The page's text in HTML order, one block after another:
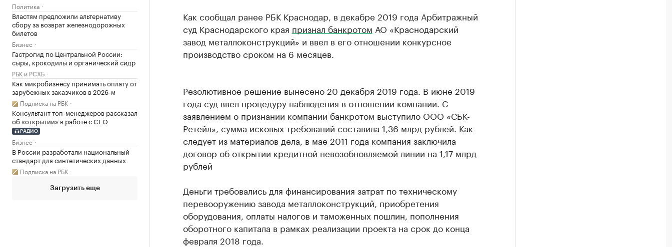
Политика
Властям предложили альтернативу
сбору за возврат железнодорожных
билетов
Бизнес
Гастрогид по Центральной России:
сыры, крокодилы и органический сидр
РБК и РСХБ
Как микробизнесу принимать оплату от
зарубежных заказчиков в 2026-м
Подписка на РБК
Консультант топ-менеджеров рассказал
об «открытии» в работе с CEO
РАДИО
Бизнес
В России разработали национальный
стандарт для синтетических данных
Подписка на РБК
Загрузить еще
Как сообщал ранее РБК Краснодар, в декабре 2019 года Арбитражный
суд Краснодарского края признал банкротом АО «Краснодарский
завод металлоконструкций» и ввел в его отношении конкурсное
производство сроком на 6 месяцев.
Резолютивное решение вынесено 20 декабря 2019 года. В июне 2019
года суд ввел процедуру наблюдения в отношении компании. С
заявлением о признании компании банкротом выступило ООО «СБК-
Ретейл», сумма исковых требований составила 1,36 млрд рублей. Как
следует из материалов дела, в мае 2011 года компания заключила
договор об открытии кредитной невозобновляемой линии на 1,17 млрд
рублей
Деньги требовались для финансирования затрат по техническому
перевооружению завода металлоконструкций, приобретения
оборудования, оплаты налогов и таможенных пошлин, пополнения
оборотного капитала в рамках реализации проекта на срок до конца
февраля 2018 года.